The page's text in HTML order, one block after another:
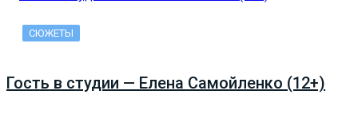
СЮЖЕТЫ
Гость в студии — Елена Самойленко (12+)